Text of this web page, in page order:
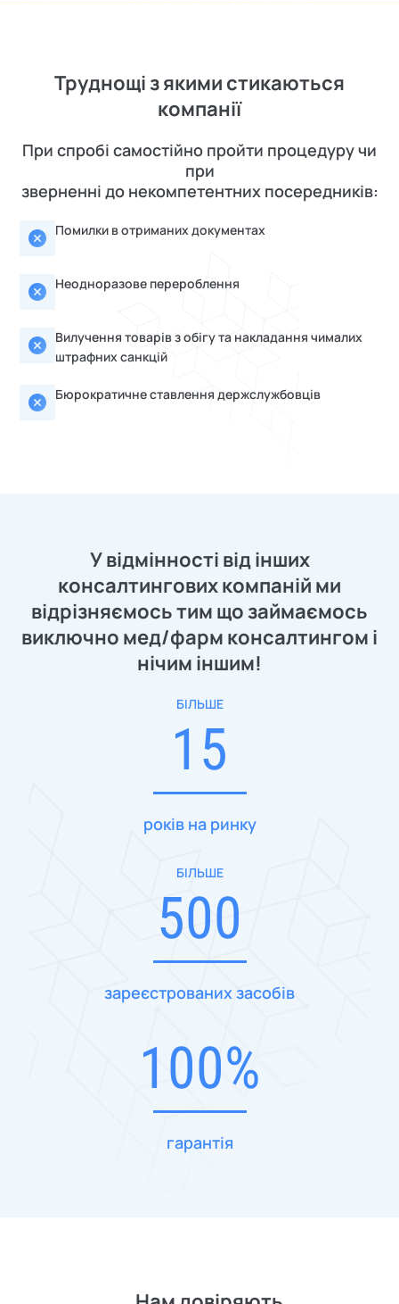
Труднощі з якими стикаються
компанії
При спробі самостійно пройти процедуру чи
при
зверненні до некомпетентних посередників:
Помилки в отриманих документах
Неодноразове перероблення
Вилучення товарів з обігу та накладання чималих
штрафних санкцій
Бюрократичне ставлення держслужбовців
У відмінності від інших
консалтингових компаній ми
відрізняємось тим що займаємось
виключно мед/фарм консалтингом і
нічим іншим!
БІЛЬШЕ
15
років на ринку
БІЛЬШЕ
500
зареєстрованих засобів
100%
гарантія